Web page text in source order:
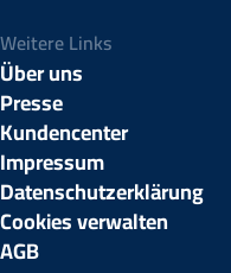
Weitere Links
Über uns
Presse
Kundencenter
Impressum
Datenschutzerklärung
Cookies verwalten
AGB